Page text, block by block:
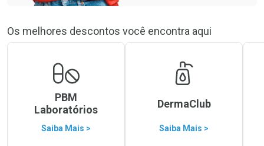
Os melhores descontos você encontra aqui
PBM
Laboratórios
Saiba Mais >
DermaClub
Saiba Mais >